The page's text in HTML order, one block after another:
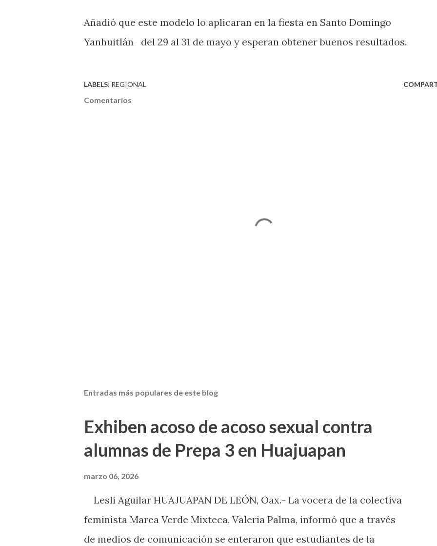
Añadió que este modelo lo aplicaran en la fiesta en Santo Domingo
Yanhuitlán del 29 al 31 de mayo y esperan obtener buenos resultados.
LABELS: REGIONAL
Comentarios
Entradas más populares de este blog
Exhiben acoso de acoso sexual contra
alumnas de Prepa 3 en Huajuapan
marzo 06, 2026
Lesli Aguilar HUAJUAPAN DE LEÓN, Oax.- La vocera de la colectiva
feminista Marea Verde Mixteca, Valeria Palma, informó que a través
de medios de comunicación se enteraron que estudiantes de la